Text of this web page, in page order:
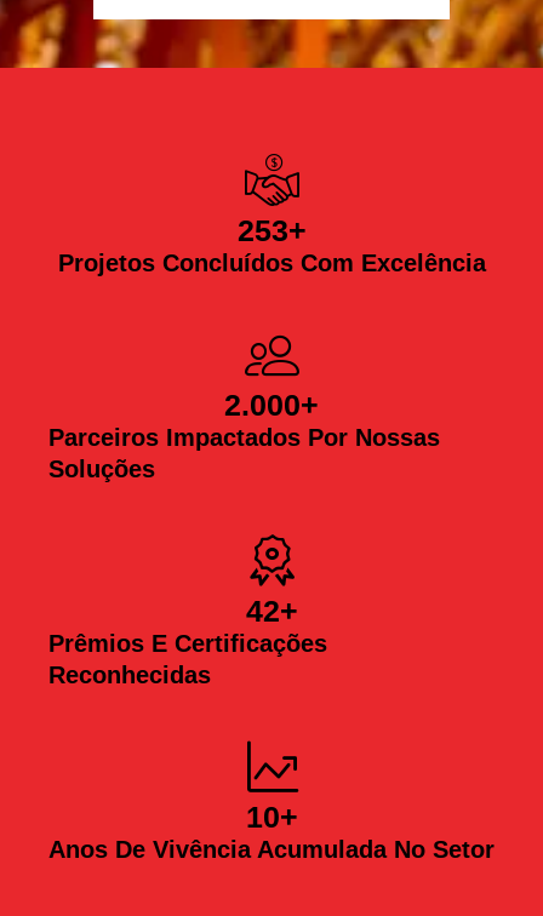
Projetos Concluídos Com Excelência
253+
Parceiros Impactados Por Nossas
Soluções
2.000+
Prêmios E Certificações
Reconhecidas
42+
Anos De Vivência Acumulada No Setor
10+